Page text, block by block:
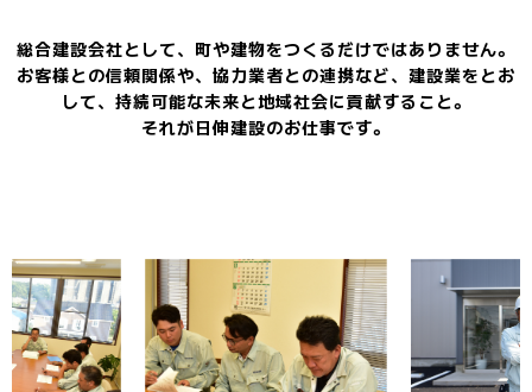
総合建設会社として、町や建物をつくるだけではありません。
お客様との信頼関係や、協力業者との連携など、建設業をとお
して、持続可能な未来と地域社会に貢献すること。
それが日伸建設のお仕事です。